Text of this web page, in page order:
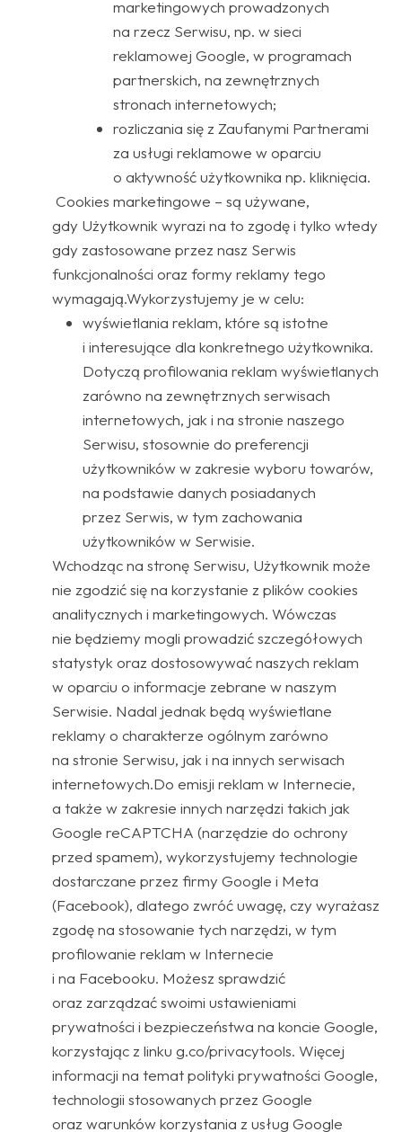
marketingowych prowadzonych
na rzecz Serwisu, np. w sieci
reklamowej Google, w programach
partnerskich, na zewnętrznych
stronach internetowych;
rozliczania się z Zaufanymi Partnerami
za usługi reklamowe w oparciu
o aktywność użytkownika np. kliknięcia.
Cookies marketingowe – są używane,
gdy Użytkownik wyrazi na to zgodę i tylko wtedy
gdy zastosowane przez nasz Serwis
funkcjonalności oraz formy reklamy tego
wymagają.Wykorzystujemy je w celu:
wyświetlania reklam, które są istotne
i interesujące dla konkretnego użytkownika.
Dotyczą profilowania reklam wyświetlanych
zarówno na zewnętrznych serwisach
internetowych, jak i na stronie naszego
Serwisu, stosownie do preferencji
użytkowników w zakresie wyboru towarów,
na podstawie danych posiadanych
przez Serwis, w tym zachowania
użytkowników w Serwisie.
Wchodząc na stronę Serwisu, Użytkownik może
nie zgodzić się na korzystanie z plików cookies
analitycznych i marketingowych. Wówczas
nie będziemy mogli prowadzić szczegółowych
statystyk oraz dostosowywać naszych reklam
w oparciu o informacje zebrane w naszym
Serwisie. Nadal jednak będą wyświetlane
reklamy o charakterze ogólnym zarówno
na stronie Serwisu, jak i na innych serwisach
internetowych.Do emisji reklam w Internecie,
a także w zakresie innych narzędzi takich jak
Google reCAPTCHA (narzędzie do ochrony
przed spamem), wykorzystujemy technologie
dostarczane przez firmy Google i Meta
(Facebook), dlatego zwróć uwagę, czy wyrażasz
zgodę na stosowanie tych narzędzi, w tym
profilowanie reklam w Internecie
i na Facebooku. Możesz sprawdzić
oraz zarządzać swoimi ustawieniami
prywatności i bezpieczeństwa na koncie Google,
korzystając z linku g.co/privacytools. Więcej
informacji na temat polityki prywatności Google,
technologii stosowanych przez Google
oraz warunków korzystania z usług Google